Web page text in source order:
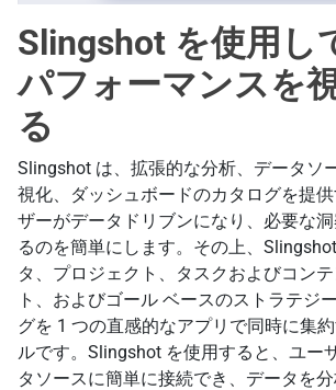
Slingshot を使用し
パフォーマンスを
る
Slingshot は、拡張的な分析、データソ
視化、ダッシュボードのカタログを提
ザーがデータドリブンになり、必要な
るのを簡単にします。その上、
タ、プロジェクト、タスクおよびコン
ト、およびゴール ベースのストラテジ
グを 1 つの直感的なアプリで同時に集
ルです。Slingshot を使用すると、ユー
タソースに簡単に接続でき、データを